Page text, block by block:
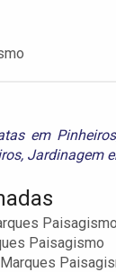
em Pinheiros
, Jardinagem
Paisagismo
Paisagismo